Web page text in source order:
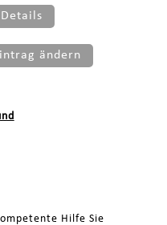
ändern
Hilfe Sie